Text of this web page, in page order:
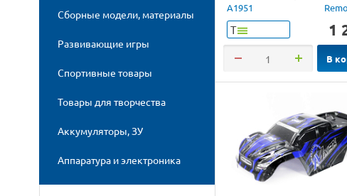
Сборные модели, материалы
Развивающие игры
Спортивные товары
Товары для творчества
Аккумуляторы, ЗУ
Аппаратура и электроника
A1951
Т 1
В